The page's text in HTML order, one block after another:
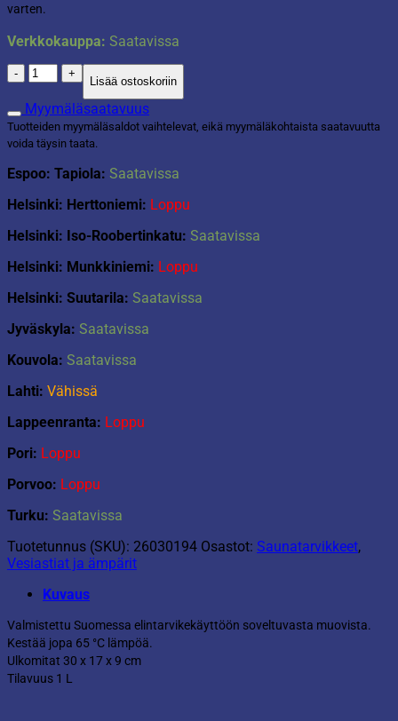
varten.
Verkkokauppa: Saatavissa
Vesikauha
1l
sammaleenvihreä
määrä
Lisää ostoskoriin
Myymäläsaatavuus
Tuotteiden myymäläsaldot vaihtelevat, eikä myymäläkohtaista saatavuutta
voida täysin taata.
Espoo: Tapiola: Saatavissa
Helsinki: Herttoniemi: Loppu
Helsinki: Iso-Roobertinkatu: Saatavissa
Helsinki: Munkkiniemi: Loppu
Helsinki: Suutarila: Saatavissa
Jyväskyla: Saatavissa
Kouvola: Saatavissa
Lahti: Vähissä
Lappeenranta: Loppu
Pori: Loppu
Porvoo: Loppu
Turku: Saatavissa
Tuotetunnus (SKU): 26030194 Osastot: Saunatarvikkeet,
Vesiastiat ja ämpärit
Kuvaus
Valmistettu Suomessa elintarvikekäyttöön soveltuvasta muovista.
Kestää jopa 65 °C lämpöä.
Ulkomitat 30 x 17 x 9 cm
Tilavuus 1 L